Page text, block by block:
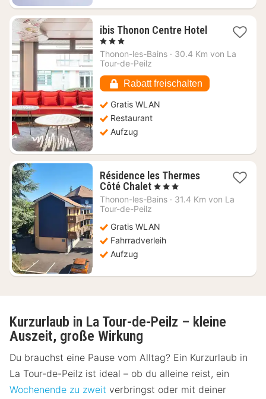
ibis Thonon Centre Hotel1
ab
, 3 Sterne
Thonon-les-Bains · 30.4 Km von La
Tour-de-Peilz
Rabatt freischalten
Gratis WLAN
Restaurant
Aufzug
Résidence les Thermes
Côté Chalet1
Nacht
€
, 3 Sterne
Thonon-les-Bains · 31.4 Km von La
Tour-de-Peilz
Gratis WLAN
Fahrradverleih
Aufzug
Kurzurlaub in La Tour-de-Peilz – kleine
Auszeit, große Wirkung
Du brauchst eine Pause vom Alltag? Ein Kurzurlaub in
La Tour-de-Peilz ist ideal – ob du alleine reist, ein
Wochenende zu zweit verbringst oder mit deiner